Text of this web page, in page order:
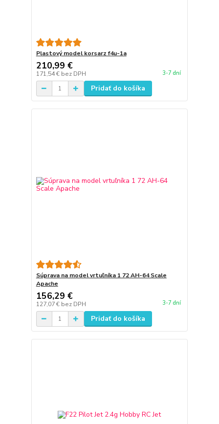
Plastový model korsarz f4u-1a
210,99 €
171,54 € bez DPH 3-7 dní
Pridať do košíka
Súprava na model vrtuľníka 1 72 AH-64 Scale
Apache
156,29 €
127,07 € bez DPH 3-7 dní
Pridať do košíka